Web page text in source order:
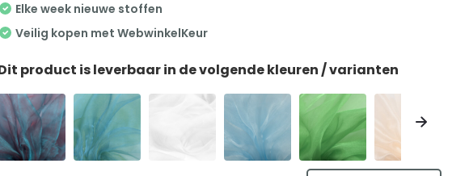
Elke week nieuwe stoffen
Veilig kopen met WebwinkelKeur
product is leverbaar in de volgende kleuren / varianten